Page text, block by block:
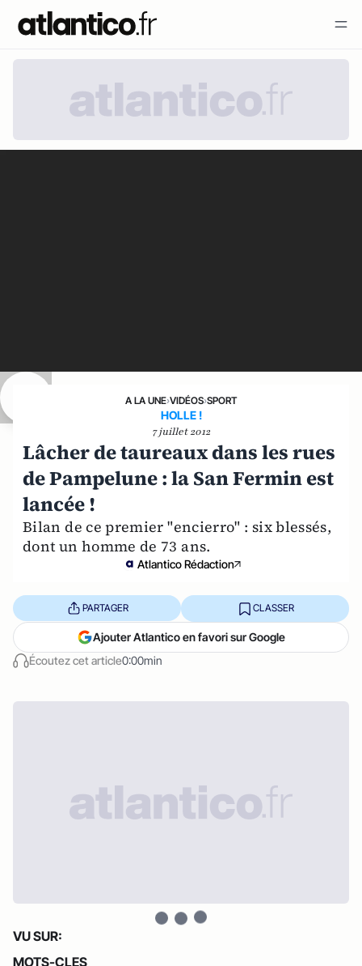
A LA UNE›VIDÉOS›SPORT
HOLLE !
7 juillet 2012
Lâcher de taureaux dans les rues
de Pampelune : la San Fermin est
lancée !
Bilan de ce premier "encierro" : six blessés,
dont un homme de 73 ans.
Atlantico Rédaction
Écoutez cet article0:00min
PARTAGER CLASSER
Ajouter Atlantico en favori sur Google
VU SUR:
MOTS-CLES